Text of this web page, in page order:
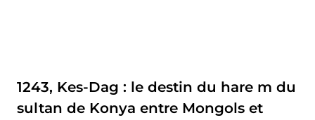
1243, Kes-Dag : le destin du hare m du
sultan de Konya entre Mongols et